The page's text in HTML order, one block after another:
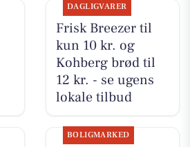
DAGLIGVARER
Frisk Breezer til
kun 10 kr. og
Kohberg brød til
12 kr. - se ugens
lokale tilbud
BOLIGMARKED